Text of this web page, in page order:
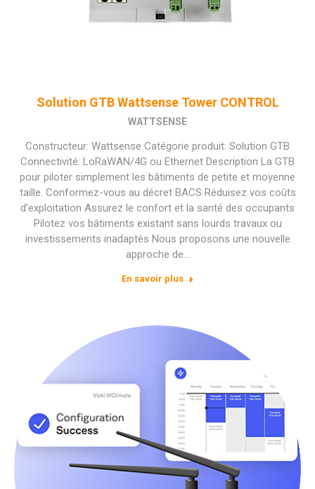
Solution GTB Wattsense Tower CONTROL
WATTSENSE
Constructeur: Wattsense Catégorie produit: Solution GTB
Connectivité: LoRaWAN/4G ou Ethernet Description La GTB
pour piloter simplement les bâtiments de petite et moyenne
taille. Conformez-vous au décret BACS Réduisez vos coûts
d’exploitation Assurez le confort et la santé des occupants
Pilotez vos bâtiments existant sans lourds travaux ou
investissements inadaptés Nous proposons une nouvelle
approche de…
En savoir plus